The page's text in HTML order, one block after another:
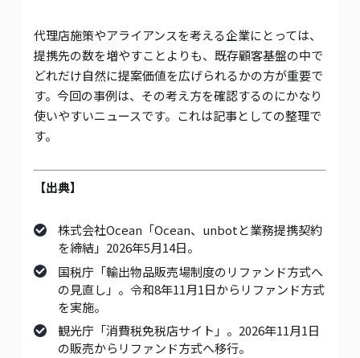
代理店施策やアライアンスを考える企業にとっては、
提携先の数を増やすことよりも、既存顧客基盤の中で
どれだけ自然に提案価値を広げられるかの方が重要で
す。今回の事例は、その考え方を確認するのにかなり
使いやすいニュースです。これは記事としての整理で
す。
【出典】
株式会社Ocean「Ocean、unbotと業務提携契約
を締結」2026年5月14日。
国税庁「輸出物品販売場制度のリファンド方式へ
の見直し」。令和8年11月1日からリファンド方式
を実施。
観光庁「消費税免税店サイト」。2026年11月1日
の販売からリファンド方式へ移行。